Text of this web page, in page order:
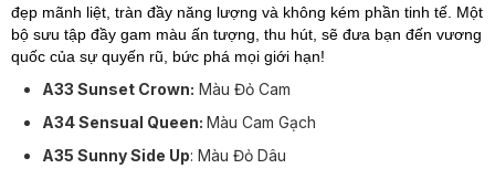
đẹp mãnh liệt, tràn đầy năng lượng và không kém phần tinh tế. Một
bộ sưu tập đầy gam màu ấn tượng, thu hút, sẽ đưa bạn đến vương
quốc của sự quyến rũ, bức phá mọi giới hạn!
A33 Sunset Crown: Màu Đỏ Cam
A34 Sensual Queen: Màu Cam Gạch
A35 Sunny Side Up: Màu Đỏ Dâu